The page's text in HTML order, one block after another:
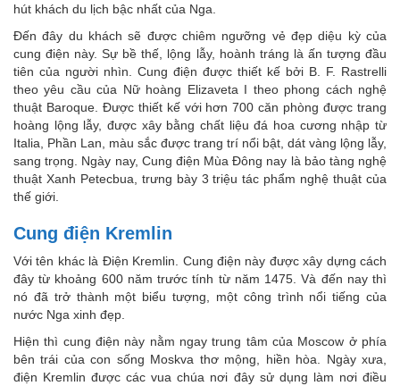
hút khách du lịch bậc nhất của Nga.
Đến đây du khách sẽ được chiêm ngưỡng vẻ đẹp diệu kỳ của
cung điện này. Sự bề thế, lộng lẫy, hoành tráng là ấn tượng đầu
tiên của người nhìn. Cung điện được thiết kế bởi B. F. Rastrelli
theo yêu cầu của Nữ hoàng Elizaveta I theo phong cách nghệ
thuật Baroque. Được thiết kế với hơn 700 căn phòng được trang
hoàng lộng lẫy, được xây bằng chất liệu đá hoa cương nhập từ
Italia, Phần Lan, màu sắc được trang trí nổi bật, dát vàng lộng lẫy,
sang trọng. Ngày nay, Cung điện Mùa Đông nay là bảo tàng nghệ
thuật Xanh Petecbua, trưng bày 3 triệu tác phẩm nghệ thuật của
thế giới.
Cung điện Kremlin
Với tên khác là Điện Kremlin. Cung điện này được xây dựng cách
đây từ khoảng 600 năm trước tính từ năm 1475. Và đến nay thì
nó đã trở thành một biểu tượng, một công trình nổi tiếng của
nước Nga xinh đẹp.
Hiện thì cung điện này nằm ngay trung tâm của Moscow ở phía
bên trái của con sống Moskva thơ mộng, hiền hòa. Ngày xưa,
điện Kremlin được các vua chúa nơi đây sử dụng làm nơi điều